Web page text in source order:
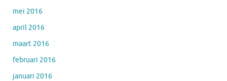
mei 2016
april 2016
maart 2016
februari 2016
januari 2016